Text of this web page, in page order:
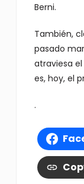
Berni.
También,
pasado
atraviesa
es, hoy, el
.